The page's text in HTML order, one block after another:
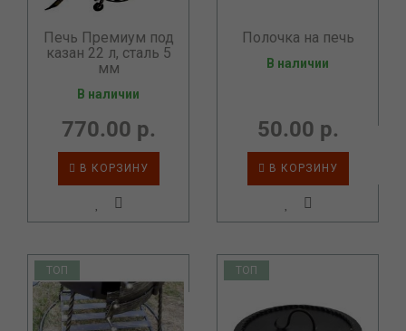
Печь Премиум под
казан 22 л, сталь 5
мм
В наличии
770.00 р.
В КОРЗИНУ
Полочка на печь
В наличии
50.00 р.
В КОРЗИНУ
ТОП ТОП